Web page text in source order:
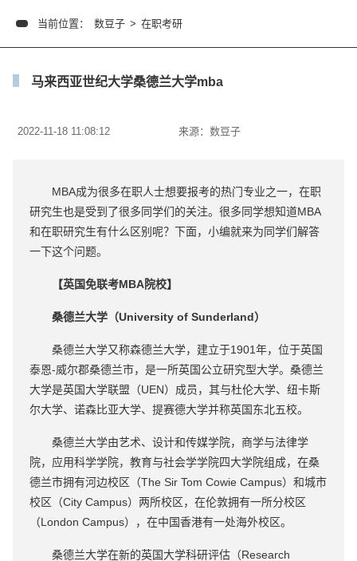
当前位置： 数豆子 > 在职考研
马来西亚世纪大学桑德兰大学mba
2022-11-18 11:08:12 来源： 数豆子
MBA成为很多在职人士想要报考的热门专业之一，在职
研究生也是受到了很多同学们的关注。很多同学想知道MBA
和在职研究生有什么区别呢？下面，小编就来为同学们解答
一下这个问题。
【英国免联考MBA院校】
桑德兰大学（University of Sunderland）
桑德兰大学又称森德兰大学，建立于1901年，位于英国
泰恩-威尔郡桑德兰市，是一所英国公立研究型大学。桑德兰
大学是英国大学联盟（UEN）成员，其与杜伦大学、纽卡斯
尔大学、诺森比亚大学、提赛德大学并称英国东北五校。
桑德兰大学由艺术、设计和传媒学院，商学与法律学
院，应用科学学院，教育与社会学学院四大学院组成，在桑
德兰市拥有河边校区（The Sir Tom Cowie Campus）和城市
校区（City Campus）两所校区，在伦敦拥有一所分校区
（London Campus），在中国香港有一处海外校区。
桑德兰大学在新的英国大学科研评估（Research